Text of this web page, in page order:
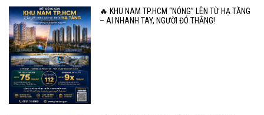
🔥 KHU NAM TP.HCM “NÓNG” LÊN TỪ HẠ TẦNG
– AI NHANH TAY, NGƯỜI ĐÓ THẮNG!